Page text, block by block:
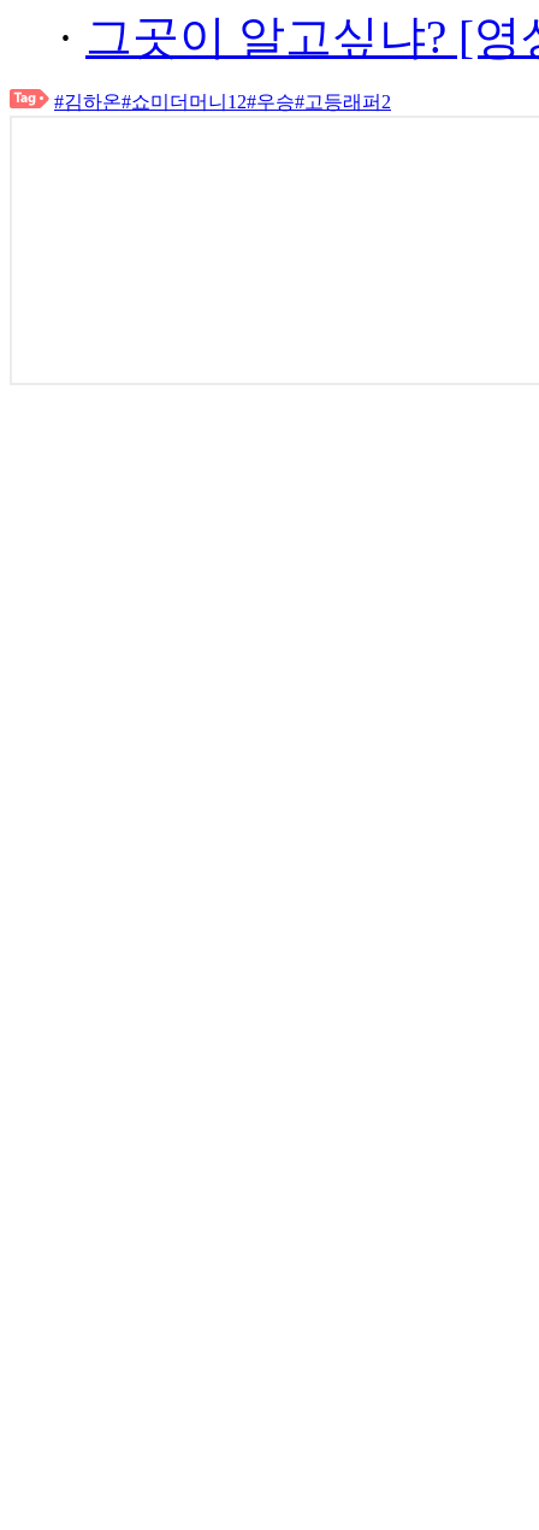
· 그곳이 알고싶냐? [
#김하온#쇼미더머니12#우승#고등래퍼2